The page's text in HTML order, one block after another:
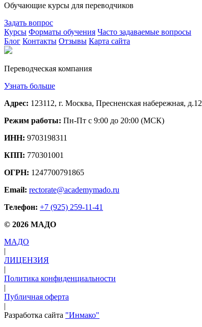
Обучающие курсы для переводчиков
Задать вопрос
Курсы Форматы обучения Часто задаваемые вопросы
Блог Контакты Отзывы Карта сайта
Переводческая компания
Узнать больше
Адрес: 123112, г. Москва, Пресненская набережная, д.12
Режим работы: Пн-Пт с 9:00 до 20:00 (МСК)
ИНН: 9703198311
КПП: 770301001
ОГРН: 1247700791865
Email: rectorate@academymado.ru
Телефон: +7 (925) 259-11-41
© 2026 МАДО
МАДО
|
ЛИЦЕНЗИЯ
|
Политика конфиденциальности
|
Публичная оферта
|
Разработка сайта "Инмако"